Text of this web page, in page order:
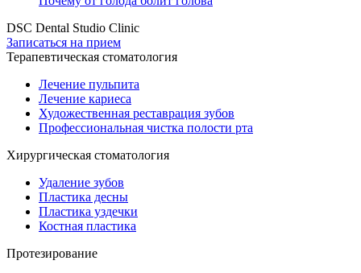
DSC Dental Studio Clinic
Записаться на прием
Терапевтическая стоматология
Лечение пульпита
Лечение кариеса
Художественная реставрация зубов
Профессиональная чистка полости рта
Хирургическая стоматология
Удаление зубов
Пластика десны
Пластика уздечки
Костная пластика
Протезирование